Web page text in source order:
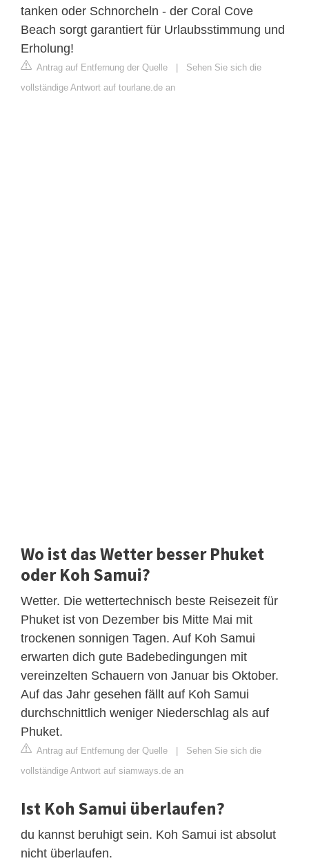
tanken oder Schnorcheln - der Coral Cove
Beach sorgt garantiert für Urlaubsstimmung und
Erholung!
Antrag auf Entfernung der Quelle | Sehen Sie sich die
vollständige Antwort auf tourlane.de an
Wo ist das Wetter besser Phuket
oder Koh Samui?
Wetter. Die wettertechnisch beste Reisezeit für
Phuket ist von Dezember bis Mitte Mai mit
trockenen sonnigen Tagen. Auf Koh Samui
erwarten dich gute Badebedingungen mit
vereinzelten Schauern von Januar bis Oktober.
Auf das Jahr gesehen fällt auf Koh Samui
durchschnittlich weniger Niederschlag als auf
Phuket.
Antrag auf Entfernung der Quelle | Sehen Sie sich die
vollständige Antwort auf siamways.de an
Ist Koh Samui überlaufen?
du kannst beruhigt sein. Koh Samui ist absolut
nicht überlaufen.